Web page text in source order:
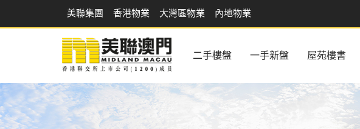
美聯集團 香港物業 大灣區物業 內地物業
二手樓盤 一手新盤 屋苑樓書